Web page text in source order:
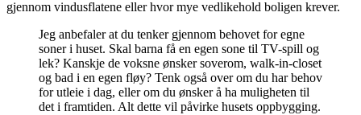
gjennom vindusflatene eller hvor mye vedlikehold boligen krever.
Jeg anbefaler at du tenker gjennom behovet for egne
soner i huset. Skal barna få en egen sone til TV-spill og
lek? Kanskje de voksne ønsker soverom, walk-in-closet
og bad i en egen fløy? Tenk også over om du har behov
for utleie i dag, eller om du ønsker å ha muligheten til
det i framtiden. Alt dette vil påvirke husets oppbygging.